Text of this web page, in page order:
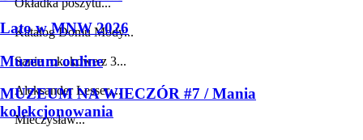
Lato w MNW 2026
Muzeum online
MUZEUM NA WIECZÓR #7 / Mania
kolekcjonowania
Katalog Domu Mody...
Sanie rokokowe z 3...
Aleksander Lesser,...
Mieczysław...